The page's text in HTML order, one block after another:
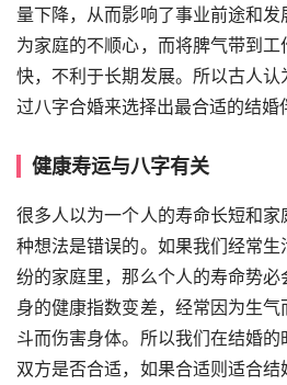
量下降，从而影响了事业前途和
为家庭的不顺心，而将脾气带到
快，不利于长期发展。所以古人
过八字合婚来选择出最合适的结婚
健康寿运与八字有关
很多人以为一个人的寿命长短和
种想法是错误的。如果我们经常
纷的家庭里，那么个人的寿命势
身的健康指数变差，经常因为生
斗而伤害身体。所以我们在结婚
双方是否合适，如果合适则适合